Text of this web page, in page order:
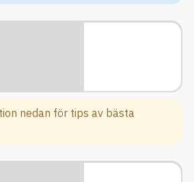
nedan för tips av bästa